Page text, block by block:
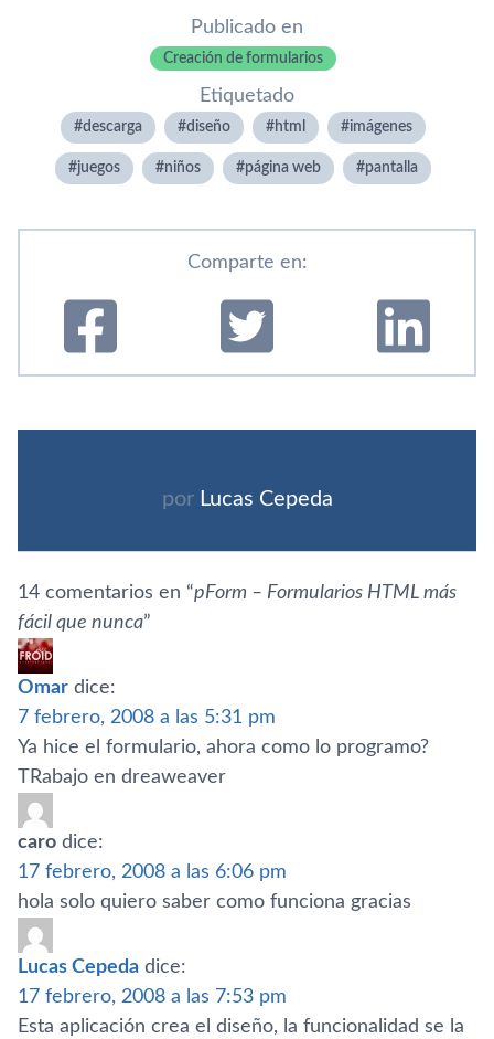
Publicado en
Creación de formularios
Etiquetado
descarga diseño html imágenes
juegos niños página web pantalla
Comparte en:
por Lucas Cepeda
14 comentarios en “pForm – Formularios HTML más
fácil que nunca”
Omar dice:
7 febrero, 2008 a las 5:31 pm
Ya hice el formulario, ahora como lo programo?
TRabajo en dreaweaver
caro dice:
17 febrero, 2008 a las 6:06 pm
hola solo quiero saber como funciona gracias
Lucas Cepeda dice:
17 febrero, 2008 a las 7:53 pm
Esta aplicación crea el diseño, la funcionalidad se la